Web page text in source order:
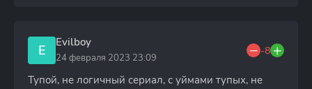
E Evilboy
24 февраля 2023 23:09
-8
Тупой, не логичный сериал, с уймами тупых, не